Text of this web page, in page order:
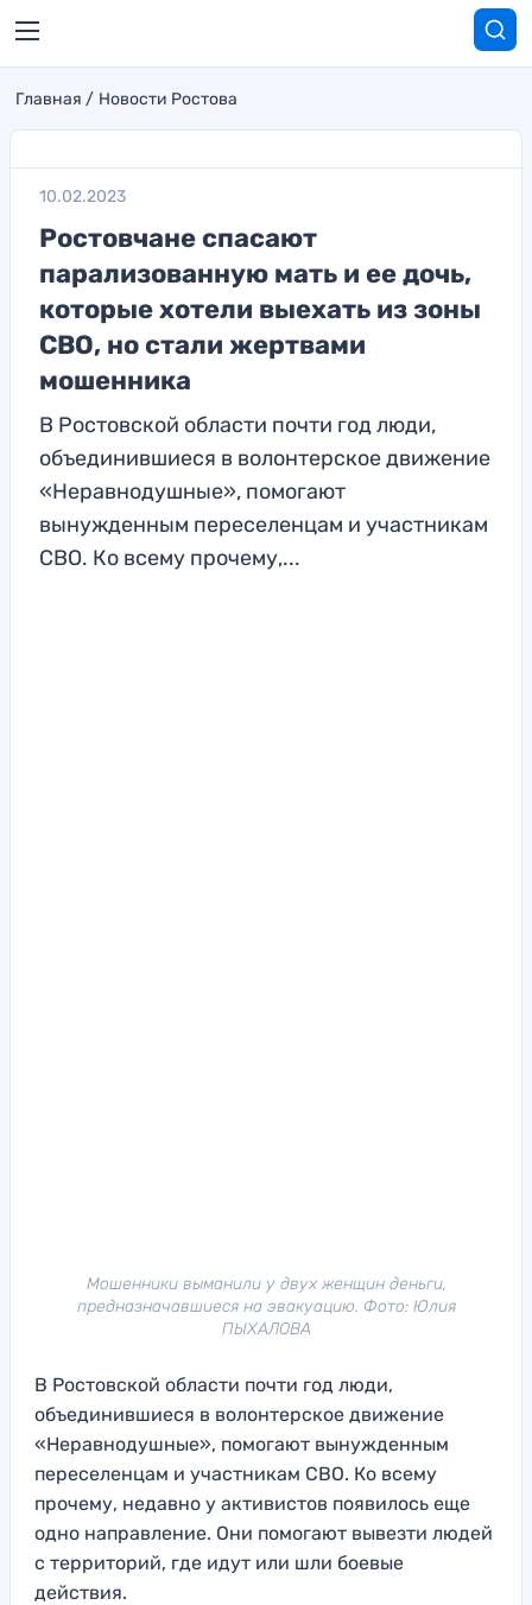
Главная Новости Ростова
10.02.2023
Ростовчане спасают
парализованную мать и ее дочь,
которые хотели выехать из зоны
СВО, но стали жертвами
мошенника
В Ростовской области почти год люди,
объединившиеся в волонтерское движение
«Неравнодушные», помогают
вынужденным переселенцам и участникам
СВО. Ко всему прочему,...
Мошенники выманили у двух женщин деньги,
предназначавшиеся на эвакуацию. Фото: Юлия
ПЫХАЛОВА
В Ростовской области почти год люди,
объединившиеся в волонтерское движение
«Неравнодушные», помогают вынужденным
переселенцам и участникам СВО. Ко всему
прочему, недавно у активистов появилось еще
одно направление. Они помогают вывезти людей
с территорий, где идут или шли боевые
действия.